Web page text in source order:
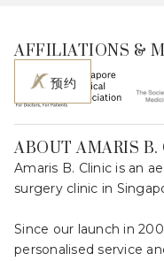
预约
AFFILIATIONS &
ABOUT AMARIS B.
Amaris B. Clinic is an
surgery clinic in
Since our launch in
personalised service